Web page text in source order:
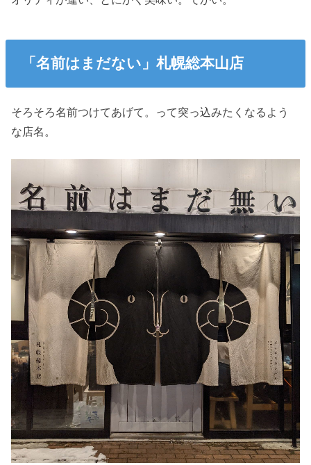
「名前はまだない」札幌総本山店
そろそろ名前つけてあげて。って突っ込みたくなるよう
な店名。